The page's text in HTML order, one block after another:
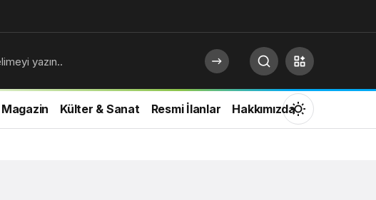
Magazin Külter & Sanat Resmi İlanlar HakkımızdaMod
değiştir